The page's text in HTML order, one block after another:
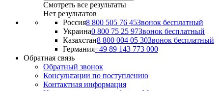
Смотреть все результаты
Нет результатов
Россия8 800 505 76 45Звонок бесплатный
Украина0 800 75 25 97Звонок бесплатный
Казахстан8 800 004 05 30Звонок бесплатный
Германия+49 89 143 773 000
Обратная связь
Обратный звонок
Консультации по поступлению
Контактная информация